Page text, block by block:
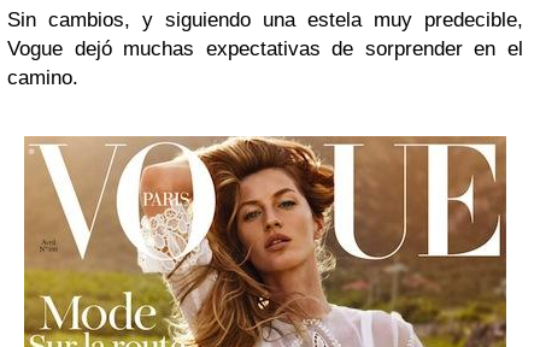
Sin cambios, y siguiendo una estela muy predecible,
Vogue dejó muchas expectativas de sorprender en el
camino.